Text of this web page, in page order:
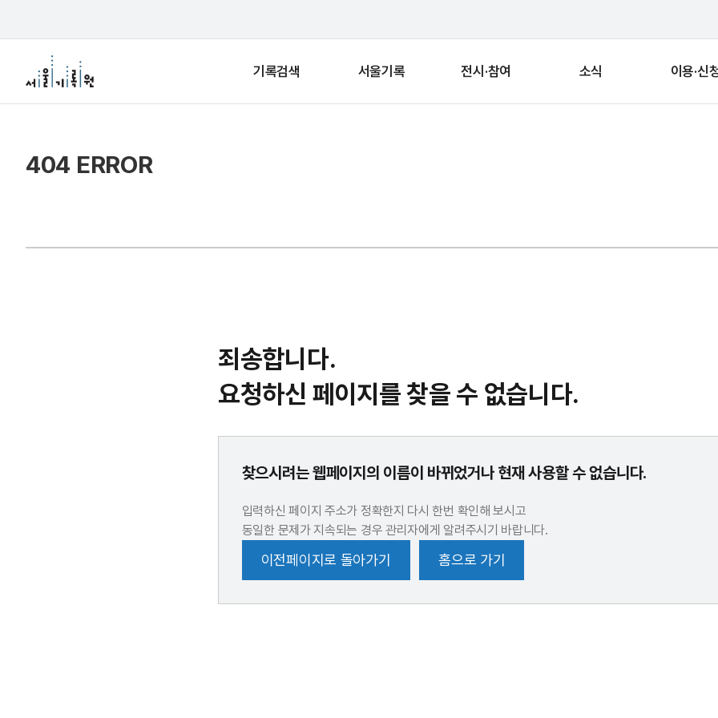
기록검색 서울기록 전시·참여 소식 이용·신
404 ERROR
죄송합니다.
요청하신 페이지를 찾을 수 없습니다.
찾으시려는 웹페이지의 이름이 바뀌었거나 현재 사용할 수 없습니다.
입력하신 페이지 주소가 정확한지 다시 한번 확인해 보시고
동일한 문제가 지속되는 경우 관리자에게 알려주시기 바랍니다.
이전페이지로 돌아가기 홈으로 가기